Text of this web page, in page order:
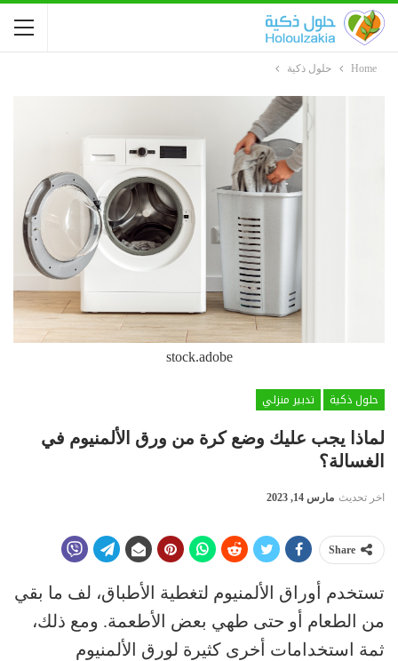
Home حلول ذكية
stock.adobe
حلول ذكية
تدبير منزلي
لماذا يجب عليك وضع كرة من ورق الألمنيوم في
الغسالة؟
اخر تحديث مارس 14, 2023
Share
تستخدم أوراق الألمنيوم لتغطية الأطباق، لف ما بقي
من الطعام أو حتى طهي بعض الأطعمة. ومع ذلك،
ثمة استخدامات أخرى كثيرة لورق الألمنيوم